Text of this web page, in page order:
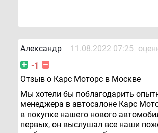
Александр 11.08.2022 07:25
-1
Отзыв о Карс Моторс в Москве
Мы хотели бы поблагодарить
менеджера в автосалоне Карс
в покупке нашего нового
первых, он выслушал все наши